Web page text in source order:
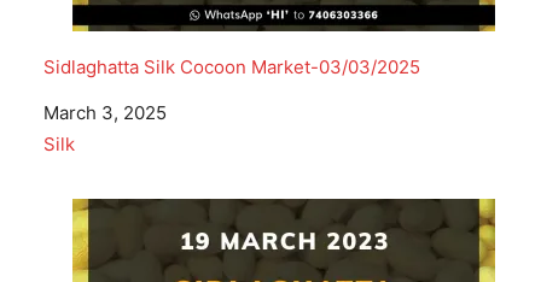
Sidlaghatta Silk Cocoon Market-03/03/2025
Date
March 3, 2025
In relation to
Silk